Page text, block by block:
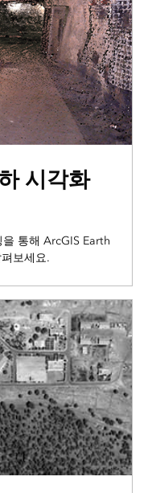
시각화
통해 ArcGIS Earth
보세요.